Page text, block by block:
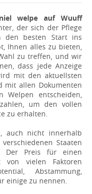
welpe auf Wuuff
der sich der Pflege
den besten Start ins
Ihnen alles zu bieten,
zu treffen, und wir
dass jede Anzeige
mit den aktuellsten
mit allen Dokumenten
entscheiden,
um den vollen
zu erhalten.
auch nicht innerhalb
Staaten
Der Preis für einen
von vielen Faktoren
Abstammung,
einige zu nennen.